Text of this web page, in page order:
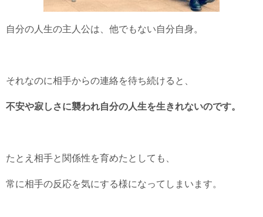
自分の人生の主人公は、他でもない自分自身。
それなのに相手からの連絡を待ち続けると、
不安や寂しさに襲われ自分の人生を生きれないのです。
たとえ相手と関係性を育めたとしても、
常に相手の反応を気にする様になってしまいます。